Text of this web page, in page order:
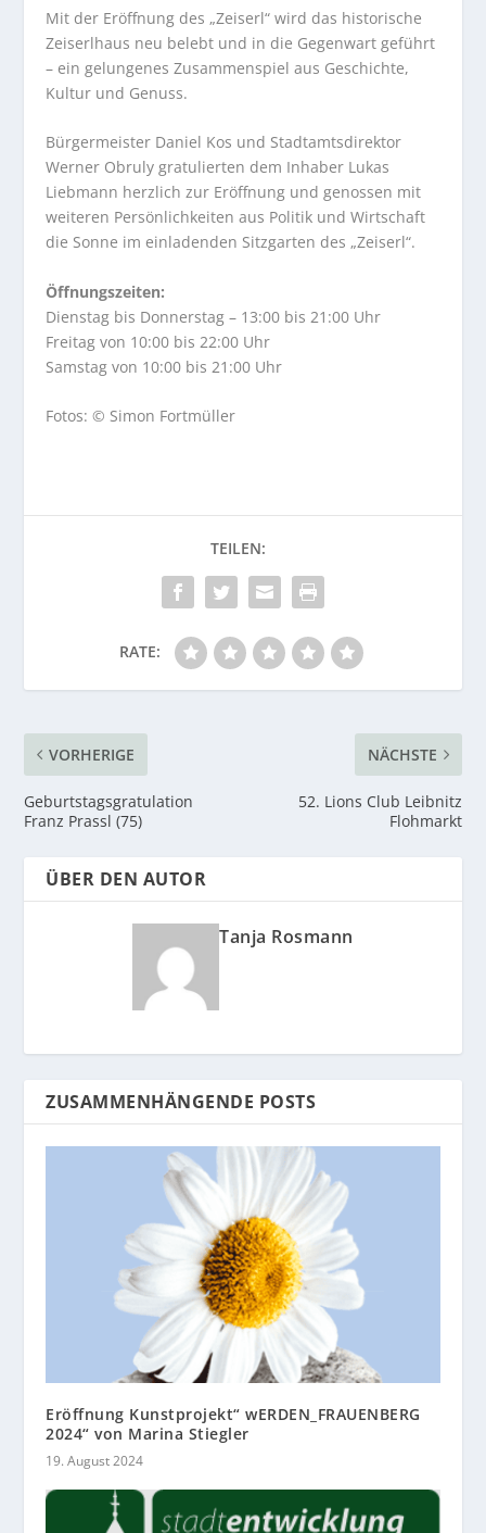
Mit der Eröffnung des „Zeiserl“ wird das historische
Zeiserlhaus neu belebt und in die Gegenwart geführt
– ein gelungenes Zusammenspiel aus Geschichte,
Kultur und Genuss.
Bürgermeister Daniel Kos und Stadtamtsdirektor
Werner Obruly gratulierten dem Inhaber Lukas
Liebmann herzlich zur Eröffnung und genossen mit
weiteren Persönlichkeiten aus Politik und Wirtschaft
die Sonne im einladenden Sitzgarten des „Zeiserl“.
Öffnungszeiten:
Dienstag bis Donnerstag – 13:00 bis 21:00 Uhr
Freitag von 10:00 bis 22:00 Uhr
Samstag von 10:00 bis 21:00 Uhr
Fotos: © Simon Fortmüller
RATE:
VORHERIGE
Geburtstagsgratulation
Franz Prassl (75)
NÄCHSTE
52. Lions Club Leibnitz
Flohmarkt
ÜBER DEN AUTOR
Tanja Rosmann
ZUSAMMENHÄNGENDE POSTS
Eröffnung Kunstprojekt“ wERDEN_FRAUENBERG
2024“ von Marina Stiegler
19. August 2024